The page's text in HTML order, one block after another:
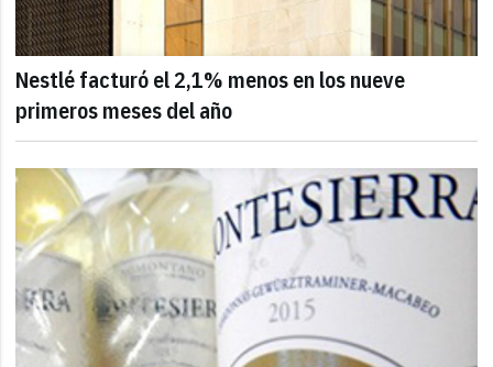
Nestlé facturó el 2,1% menos en los nueve
primeros meses del año